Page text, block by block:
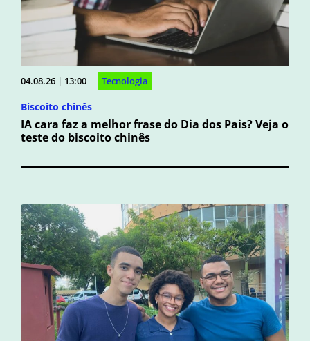
04.08.26 | 13:00 Tecnologia
Biscoito chinês
IA cara faz a melhor frase do Dia dos Pais? Veja o
teste do biscoito chinês